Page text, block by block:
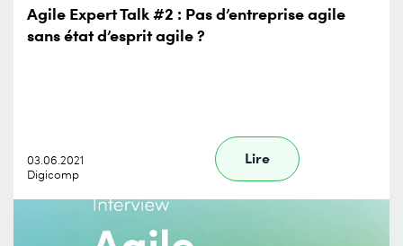
Agile Expert Talk #2 : Pas d’entreprise agile
sans état d’esprit agile ?
03.06.2021
Digicomp
Lire